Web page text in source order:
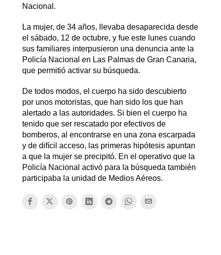
Nacional.
La mujer, de 34 años, llevaba desaparecida desde
el sábado, 12 de octubre, y fue este lunes cuando
sus familiares interpusieron una denuncia ante la
Policía Nacional en Las Palmas de Gran Canaria,
que permitió activar su búsqueda.
De todos modos, el cuerpo ha sido descubierto
por unos motoristas, que han sido los que han
alertado a las autoridades. Si bien el cuerpo ha
tenido que ser rescatado por efectivos de
bomberos, al encontrarse en una zona escarpada
y de difícil acceso, las primeras hipótesis apuntan
a que la mujer se precipitó. En el operativo que la
Policía Nacional activó para la búsqueda también
participaba la unidad de Medios Aéreos.